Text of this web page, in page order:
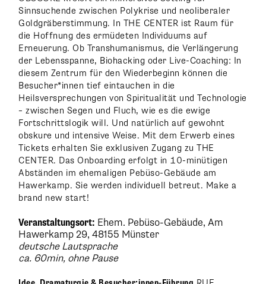
Sinnsuchende zwischen Polykrise und neoliberaler
Goldgräberstimmung. In THE CENTER ist Raum für
die Hoffnung des ermüdeten Individuums auf
Erneuerung. Ob Transhumanismus, die Verlängerung
der Lebensspanne, Biohacking oder Live-Coaching: In
diesem Zentrum für den Wiederbeginn können die
Besucher*innen tief eintauchen in die
Heilsversprechungen von Spiritualität und Technologie
– zwischen Segen und Fluch, wie es die ewige
Fortschrittslogik will. Und natürlich auf gewohnt
obskure und intensive Weise. Mit dem Erwerb eines
Tickets erhalten Sie exklusiven Zugang zu THE
CENTER. Das Onboarding erfolgt in 10-minütigen
Abständen im ehemaligen Pebüso-Gebäude am
Hawerkamp. Sie werden individuell betreut. Make a
brand new start!
Veranstaltungsort: Ehem. Pebüso-Gebäude, Am
Hawerkamp 29, 48155 Münster
deutsche Lautsprache
ca. 60min, ohne Pause